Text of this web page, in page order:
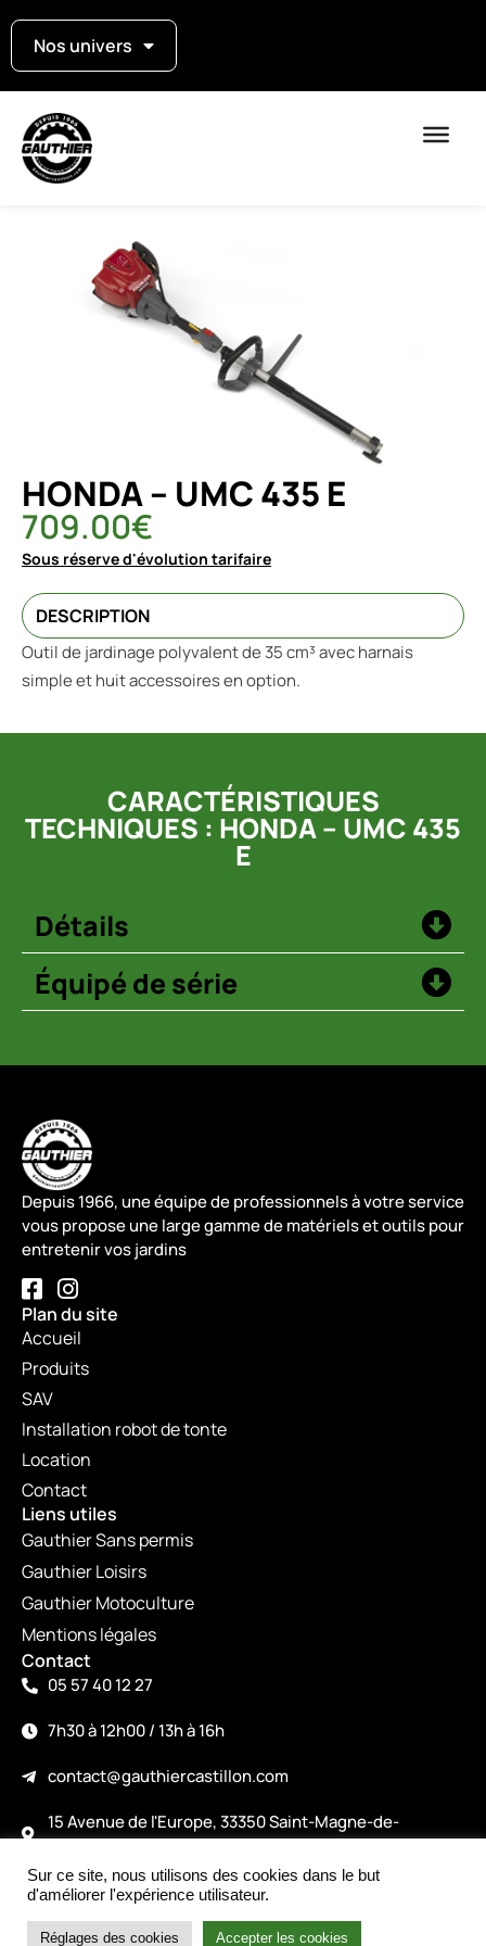
Nos univers
HONDA – UMC 435 E
709.00€
Sous réserve d'évolution tarifaire
DESCRIPTION
Outil de jardinage polyvalent de 35 cm³ avec harnais
simple et huit accessoires en option.
CARACTÉRISTIQUES
TECHNIQUES : HONDA – UMC 435
E
Détails
Équipé de série
Intéressé par le produit ?
Nous contacter
Depuis 1966, une équipe de professionnels à votre service
vous propose une large gamme de matériels et outils pour
entretenir vos jardins
Plan du site
Accueil
Produits
SAV
Installation robot de tonte
Location
Contact
Liens utiles
Gauthier Sans permis
Gauthier Loisirs
Gauthier Motoculture
Mentions légales
Contact
05 57 40 12 27
7h30 à 12h00 / 13h à 16h
contact@gauthiercastillon.com
15 Avenue de l'Europe, 33350 Saint-Magne-de-
Castillon
©2026
Made with love by alicepiney.com
Sur ce site, nous utilisons des cookies dans le but
d'améliorer l'expérience utilisateur.
Réglages des cookies Accepter les cookies